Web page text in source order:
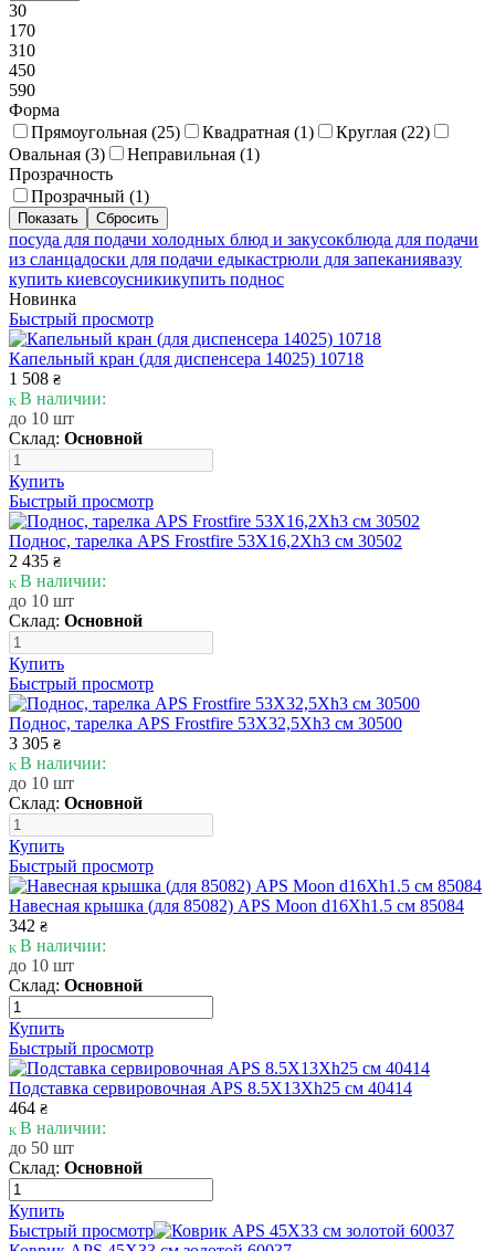
30
170
310
450
590
Форма
Прямоугольная (25) Квадратная (1) Круглая (22)
Овальная (3) Неправильная (1)
Прозрачность
Прозрачный (1)
посуда для подачи холодных блюд и закусокблюда для подачи
из сланцадоски для подачи едыкастрюли для запеканиявазу
купить киевсоусникикупить поднос
Новинка
Быстрый просмотр
Капельный кран (для диспенсера 14025) 10718
1 508 ₴
В наличии:
до 10 шт
Склад: Основной
Купить
Быстрый просмотр
Поднос, тарелка APS Frostfire 53X16,2Xh3 см 30502
2 435 ₴
В наличии:
до 10 шт
Склад: Основной
Купить
Быстрый просмотр
Поднос, тарелка APS Frostfire 53X32,5Xh3 см 30500
3 305 ₴
В наличии:
до 10 шт
Склад: Основной
Купить
Быстрый просмотр
Навесная крышка (для 85082) APS Moon d16Xh1.5 см 85084
342 ₴
В наличии:
до 10 шт
Склад: Основной
Купить
Быстрый просмотр
Подставка сервировочная APS 8.5X13Xh25 см 40414
464 ₴
В наличии:
до 50 шт
Склад: Основной
Купить
Быстрый просмотр